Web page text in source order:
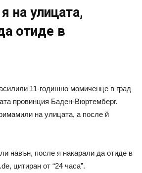
на улицата,
отиде в
11-годишно момиченце в град
провинция Баден-Вюртемберг.
на улицата, а после й
навън, после я накарали да отиде в
цитиран от “24 часа”.